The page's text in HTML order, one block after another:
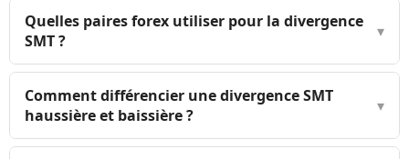
Quelles paires forex utiliser pour la divergence
SMT ?
▾
Comment différencier une divergence SMT
haussière et baissière ?
▾